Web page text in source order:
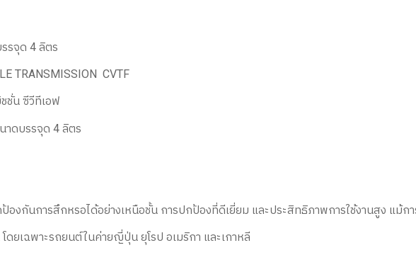
รจุด 4 ลิตร
TRANSMISSION CVTF
ชั่น ซีวีทีเอฟ
าดบรรจุด 4 ลิตร
องกันการสึกหรอได้อย่างเหนือชั้น การปกป้องที่ดีเยี่ยม และประสิทธิภาพการใช้งานสูง แม้ก
ยเฉพาะรถยนต์ในค่ายญี่ปุ่น ยุโรป อเมริกา และเกาหลี